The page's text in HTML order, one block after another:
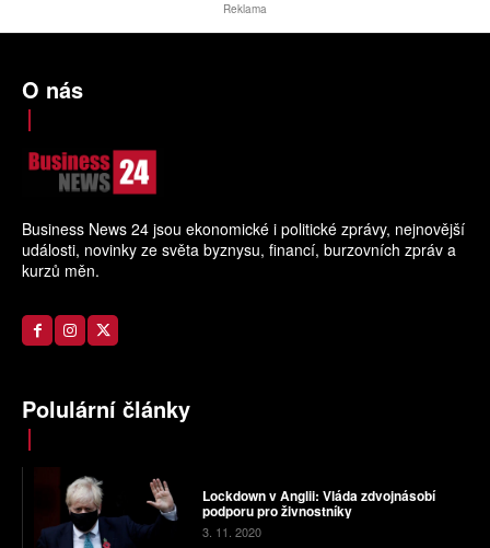
Reklama
O nás
Business News 24 jsou ekonomické i politické zprávy, nejnovější
události, novinky ze světa byznysu, financí, burzovních zpráv a
kurzů měn.
Polulární články
Lockdown v Anglii: Vláda zdvojnásobí
podporu pro živnostníky
3. 11. 2020